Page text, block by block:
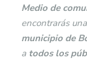
Medio de
encontrarás
municipio de
a todos los